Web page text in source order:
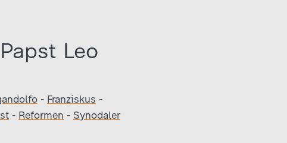
Leo
- Franziskus -
- Reformen - Synodaler